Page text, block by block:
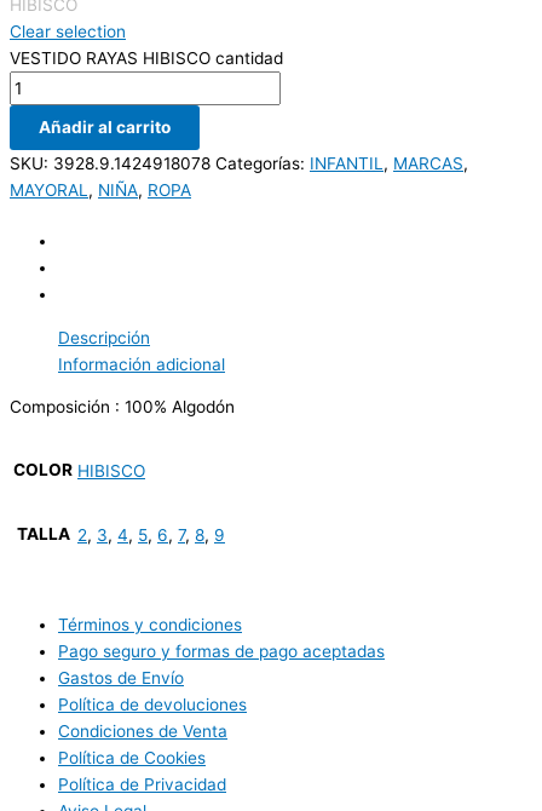
HIBISCO
Clear selection
VESTIDO RAYAS HIBISCO cantidad
Añadir al carrito
SKU: 3928.9.1424918078 Categorías: INFANTIL , MARCAS,
MAYORAL , NIÑA, ROPA
Descripción
Información adicional
Composición : 100% Algodón
COLOR HIBISCO
TALLA 2, 3, 4, 5, 6, 7, 8, 9
Términos y condiciones
Pago seguro y formas de pago aceptadas
Gastos de Envío
Política de devoluciones
Condiciones de Venta
Política de Cookies
Política de Privacidad